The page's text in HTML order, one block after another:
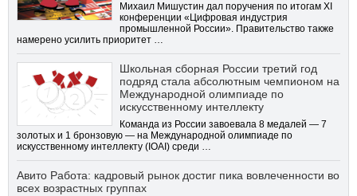
Михаил Мишустин дал поручения по итогам XI
конференции «Цифровая индустрия
промышленной России». Правительство также
намерено усилить приоритет …
Школьная сборная России третий год
подряд стала абсолютным чемпионом на
Международной олимпиаде по
искусственному интеллекту
Команда из России завоевала 8 медалей — 7
золотых и 1 бронзовую — на Международной олимпиаде по
искусственному интеллекту (IOAI) среди …
Авито Работа: кадровый рынок достиг пика вовлеченности во
всех возрастных группах